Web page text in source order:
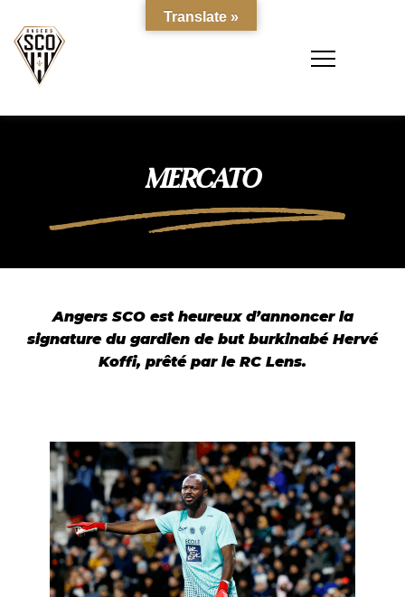
MERCATO
Angers SCO est heureux d’annoncer la
signature du gardien de but burkinabé Hervé
Koffi, prêté par le RC Lens.
Translate »